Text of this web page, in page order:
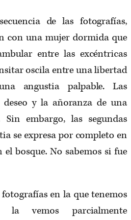
de las fotografías,
con una mujer dormida que
entre las excéntricas
oscila entre una libertad
angustia palpable. Las
y la añoranza de una
Sin embargo, las segundas
se expresa por completo en
bosque. No sabemos si fue
en la que tenemos
la vemos parcialmente